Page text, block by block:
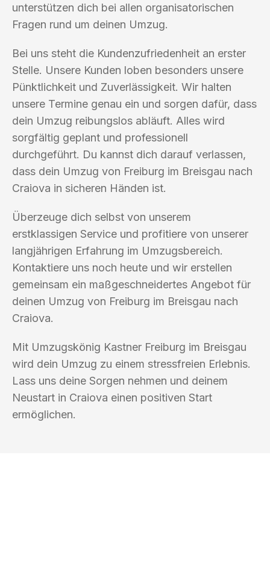
unterstützen dich bei allen organisatorischen
Fragen rund um deinen Umzug.
Bei uns steht die Kundenzufriedenheit an erster
Stelle. Unsere Kunden loben besonders unsere
Pünktlichkeit und Zuverlässigkeit. Wir halten
unsere Termine genau ein und sorgen dafür, dass
dein Umzug reibungslos abläuft. Alles wird
sorgfältig geplant und professionell
durchgeführt. Du kannst dich darauf verlassen,
dass dein Umzug von Freiburg im Breisgau nach
Craiova in sicheren Händen ist.
Überzeuge dich selbst von unserem
erstklassigen Service und profitiere von unserer
langjährigen Erfahrung im Umzugsbereich.
Kontaktiere uns noch heute und wir erstellen
gemeinsam ein maßgeschneidertes Angebot für
deinen Umzug von Freiburg im Breisgau nach
Craiova.
Mit Umzugskönig Kastner Freiburg im Breisgau
wird dein Umzug zu einem stressfreien Erlebnis.
Lass uns deine Sorgen nehmen und deinem
Neustart in Craiova einen positiven Start
ermöglichen.